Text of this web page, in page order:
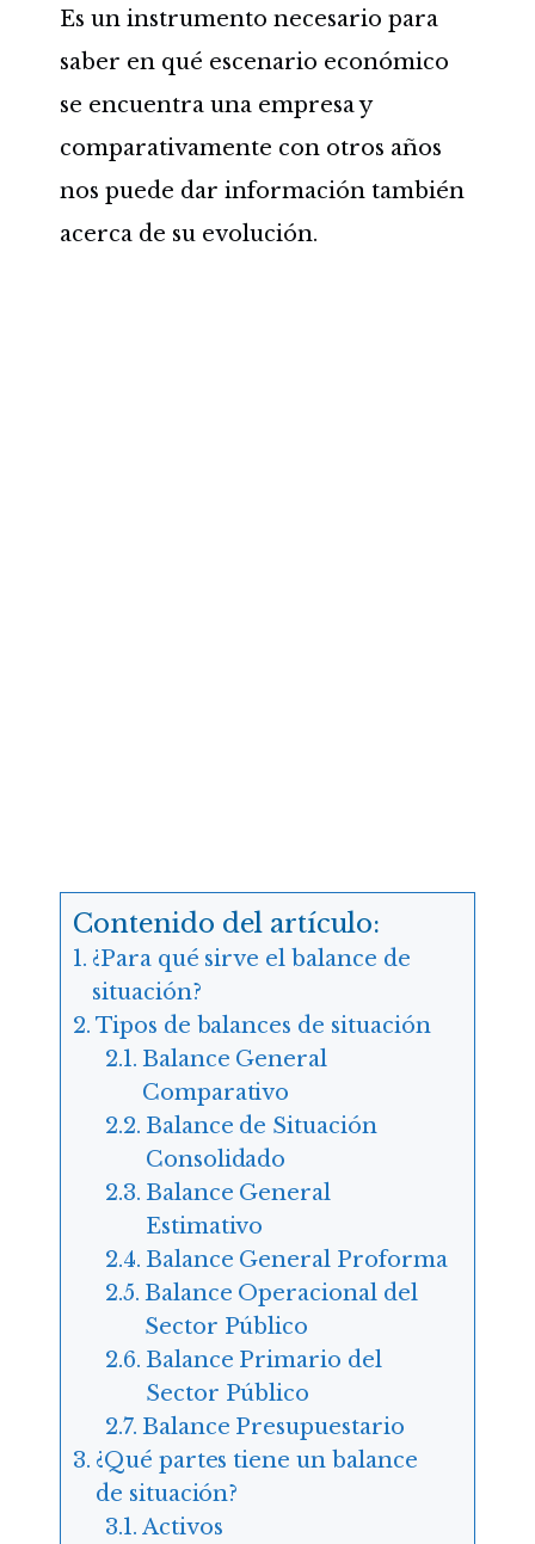
Es un instrumento necesario para
saber en qué escenario económico
se encuentra una empresa y
comparativamente con otros años
nos puede dar información también
acerca de su evolución.
Contenido del artículo:
¿Para qué sirve el balance de
situación?
Tipos de balances de situación
Balance General
Comparativo
Balance de Situación
Consolidado
Balance General
Estimativo
Balance General Proforma
Balance Operacional del
Sector Público
Balance Primario del
Sector Público
Balance Presupuestario
¿Qué partes tiene un balance
de situación?
Activos